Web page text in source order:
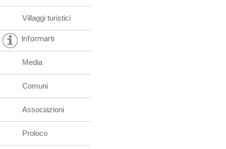
Villaggi turistici
Informarti
Media
Comuni
Associazioni
Proloco